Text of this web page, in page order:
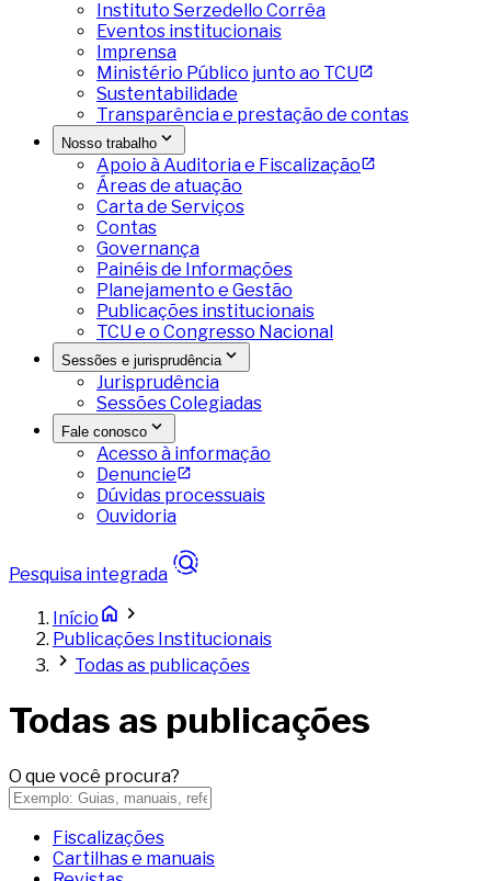
Instituto Serzedello Corrêa
Eventos institucionais
Imprensa
Ministério Público junto ao TCU
Sustentabilidade
Transparência e prestação de contas
Nosso trabalho
Apoio à Auditoria e Fiscalização
Áreas de atuação
Carta de Serviços
Contas
Governança
Painéis de Informações
Planejamento e Gestão
Publicações institucionais
TCU e o Congresso Nacional
Sessões e jurisprudência
Jurisprudência
Sessões Colegiadas
Fale conosco
Acesso à informação
Denuncie
Dúvidas processuais
Ouvidoria
Pesquisa integrada
Início
Publicações Institucionais
Todas as publicações
Todas as publicações
O que você procura?
Fiscalizações
Cartilhas e manuais